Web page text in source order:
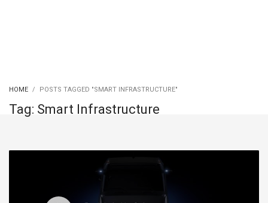
HOME POSTS TAGGED "SMART INFRASTRUCTURE"
Tag: Smart Infrastructure